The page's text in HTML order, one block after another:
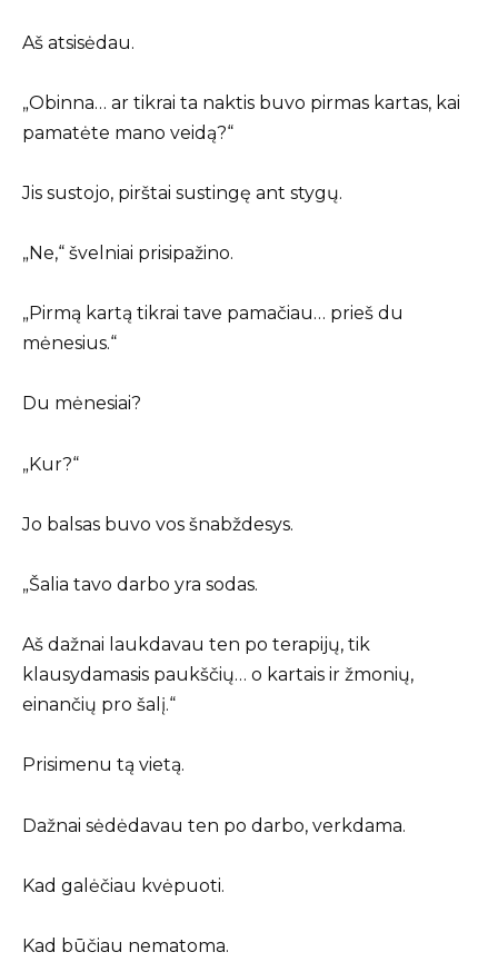
Aš atsisėdau.
„Obinna… ar tikrai ta naktis buvo pirmas kartas, kai
pamatėte mano veidą?“
Jis sustojo, pirštai sustingę ant stygų.
„Ne,“ švelniai prisipažino.
„Pirmą kartą tikrai tave pamačiau… prieš du
mėnesius.“
Du mėnesiai?
„Kur?“
Jo balsas buvo vos šnabždesys.
„Šalia tavo darbo yra sodas.
Aš dažnai laukdavau ten po terapijų, tik
klausydamasis paukščių… o kartais ir žmonių,
einančių pro šalį.“
Prisimenu tą vietą.
Dažnai sėdėdavau ten po darbo, verkdama.
Kad galėčiau kvėpuoti.
Kad būčiau nematoma.